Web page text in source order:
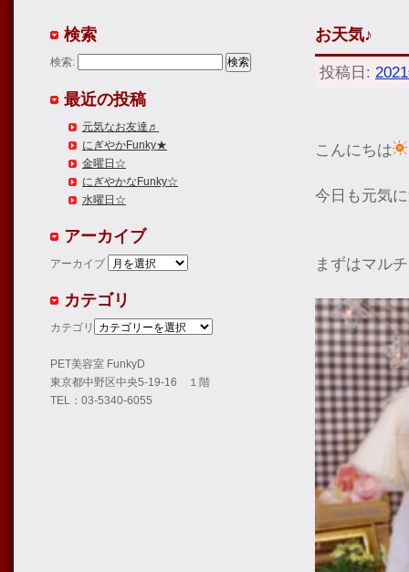
お天気♪
投稿日:
こんにちは
今日も元気
まずはマル
検索
検索:
最近の投稿
元気なお友達♬
にぎやかFunky★
金曜日☆
にぎやかなFunky☆
水曜日☆
アーカイブ
アーカイブ
カテゴリ
カテゴリ
PET美容室 FunkyD
東京都中野区中央5-19-16 １階
TEL：03-5340-6055